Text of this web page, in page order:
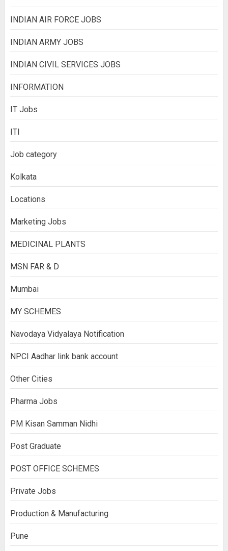
INDIAN AIR FORCE JOBS
INDIAN ARMY JOBS
INDIAN CIVIL SERVICES JOBS
INFORMATION
IT Jobs
ITI
Job category
Kolkata
Locations
Marketing Jobs
MEDICINAL PLANTS
MSN FAR & D
Mumbai
MY SCHEMES
Navodaya Vidyalaya Notification
NPCI Aadhar link bank account
Other Cities
Pharma Jobs
PM Kisan Samman Nidhi
Post Graduate
POST OFFICE SCHEMES
Private Jobs
Production & Manufacturing
Pune